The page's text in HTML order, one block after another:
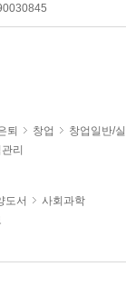
퇴 창업
창업일반/
리
도서
사회과학